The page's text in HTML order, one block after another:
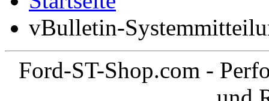
vBulletin-
Ford-ST-Shop.com -